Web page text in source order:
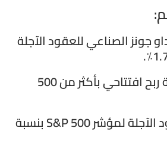
جونز الصناعي للعقود الآجلة
تضمنت الحركة ربح افتتاحي بأكثر من 500
ارتفعت العقود الآجلة لمؤشر S&P 500 بنسبة